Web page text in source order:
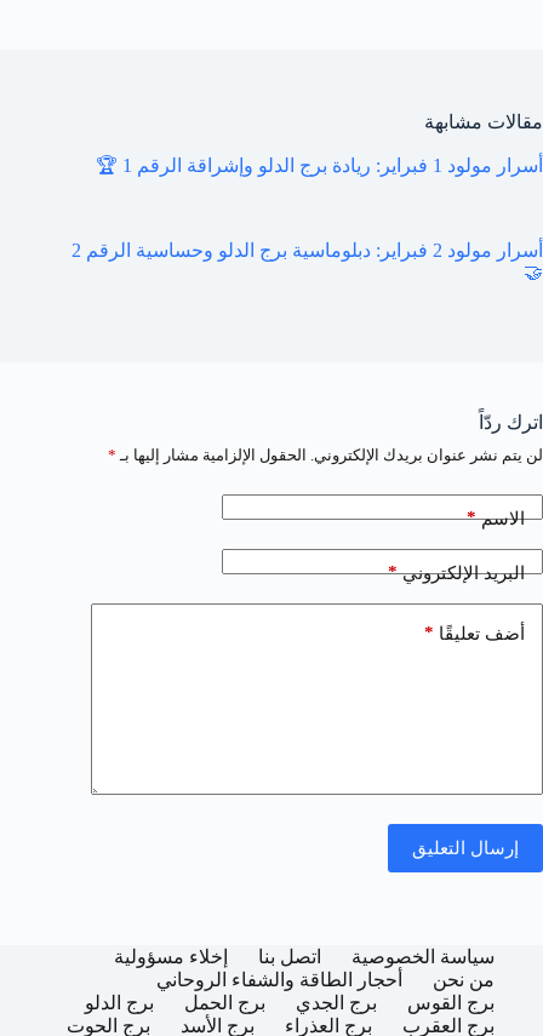
مقالات مشابهة
أسرار مولود 1 فبراير: ريادة برج الدلو وإشراقة الرقم 1 🏆
أسرار مولود 2 فبراير: دبلوماسية برج الدلو وحساسية الرقم 2
🤝
اترك ردّاً
لن يتم نشر عنوان بريدك الإلكتروني. الحقول الإلزامية مشار إليها بـ *
الاسم*
البريد الإلكتروني*
أضف تعليقًا *
إرسال التعليق
سياسة الخصوصية اتصل بنا
إخلاء مسؤولية
من نحن
أحجار الطاقة والشفاء الروحاني
برج القوس
برج الجدي برج الحمل
برج الدلو
برج العقرب
برج العذراء برج الأسد برج الحوت